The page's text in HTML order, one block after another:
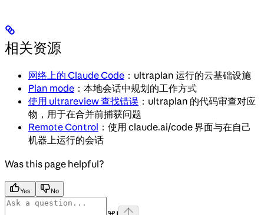
相关资源
网络上的 Claude Code ：ultraplan 运行的云基础设施
Plan mode ：本地会话中规划的工作方式
使用 ultrareview 查找错误 ：ultraplan 的代码审查对应
物，用于在合并前捕获问题
Remote Control ：使用 claude.ai/code 界面与在自己
机器上运行的会话
Was this page helpful?
Yes No